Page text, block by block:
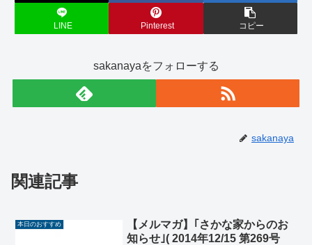
LINE Pinterest コピー
sakanayaをフォローする
sakanaya
関連記事
本日のおすすめ
【メルマガ】｢さかな家からのお
知らせ｣( 2014年12/15 第269号